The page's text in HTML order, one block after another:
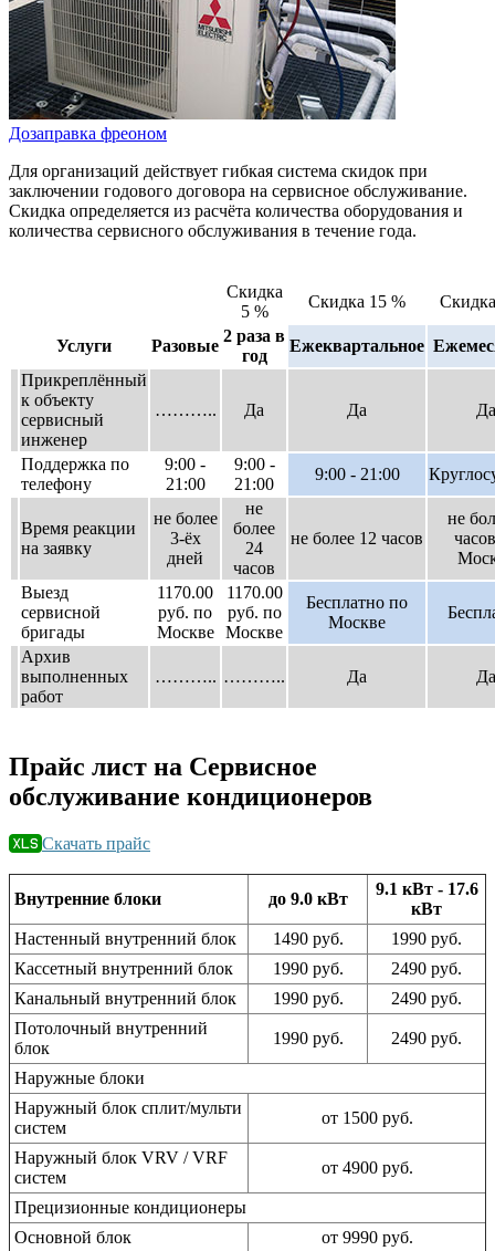
Дозаправка фреоном
Для организаций действует гибкая система скидок при
заключении годового договора на сервисное обслуживание.
Скидка определяется из расчёта количества оборудования и
количества сервисного обслуживания в течение года.
Скидка
5 %
Скидка 15 %
Услуги Разовые
2 раза в
год
Ежеквартальное
Прикреплённый
к объекту
сервисный
инженер
……….. Да Да Да
Поддержка по
телефону
9:00 -
21:00
9:00 -
21:00
9:00 - 21:00
Время реакции
на заявку
не более
3-ёх
дней
не
более
24
часов
не более 12 часов
не
Выезд
сервисной
бригады
1170.00
руб. по
Москве
1170.00
руб. по
Москве
Бесплатно по
Москве
Архив
выполненных
работ
……….. ……….. Да Да
Прайс лист на Сервисное
обслуживание кондиционеров
Скачать прайс
Внутренние блоки до 9.0 кВт
9.1 кВт - 17.6
кВт
Настенный внутренний блок
1490 руб.
1990 руб.
Кассетный внутренний блок
1990 руб.
2490 руб.
Канальный внутренний блок
1990 руб.
2490 руб.
Потолочный внутренний
блок
1990 руб. 2490 руб.
Наружные блоки
Наружный блок сплит/мульти
систем
от 1500 руб.
Наружный блок VRV / VRF
систем
от 4900 руб.
Прецизионные кондиционеры
Основной блок
от 9990 руб.